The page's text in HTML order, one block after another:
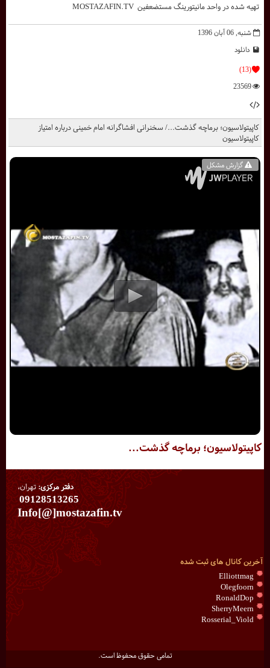
کاپیتولاسیون؛ برماچه گذشت...
گزارش مشکل
کاپیتولاسیون؛ برماچه گذشت.../ سخنرانی افشاگرانه امام خمینی درباره امتياز
کاپیتولاسیون
شنبه, 06 آبان 1396
دانلود
(13)
23569
تهيه شده در واحد مانيتورينگ مستضعفين MOSTAZAFIN.TV
دفتر مرکزی:تهران،
09128513265
Info[@]mostazafin.tv
آخرین کانال های ثبت شده
Elliottmag
Olegfoorn
RonaldDop
SherryMeern
Rosserial_Viold
تمامی حقوق محفوظ است.